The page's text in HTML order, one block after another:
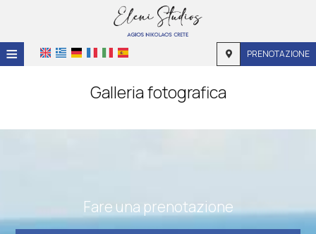
≡ PRENOTAZIONE
Galleria fotografica
Fare una prenotazione